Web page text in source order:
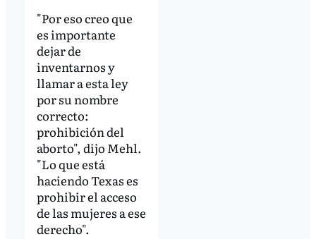
"Por eso creo que
es importante
dejar de
inventarnos y
llamar a esta ley
por su nombre
correcto:
prohibición del
aborto", dijo Mehl.
"Lo que está
haciendo Texas es
prohibir el acceso
de las mujeres a ese
derecho".